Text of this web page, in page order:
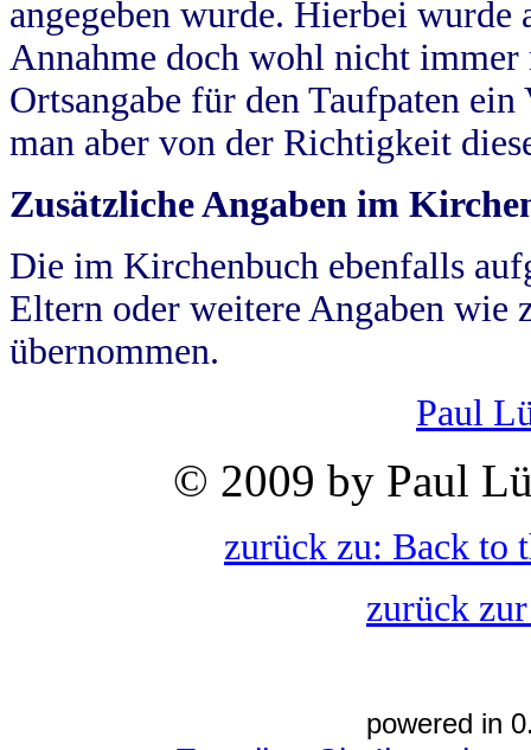
angegeben wurde. Hierbei wurde
Annahme doch wohl nicht
Ortsangabe für den Taufpaten
man aber von der Richtigkeit
Zusätzliche Angaben im
Die im Kirchenbuch ebenfalls
Eltern oder weitere Angaben wie
übernommen.
Paul
© 2009 by Paul
zurück zu: Back to
zurück
powered in